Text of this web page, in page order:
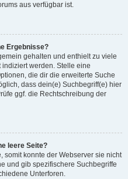
aus verfügbar ist.
Ergebnisse?
gehalten und enthielt zu viele
werden. Stelle eine
die dir die erweiterte Suche
dass dein(e) Suchbegriff(e) hier
ggf. die Rechtschreibung der
leere Seite?
somit konnte der Webserver sie nicht
und gib spezifischere Suchbegriffe
Unterforen.